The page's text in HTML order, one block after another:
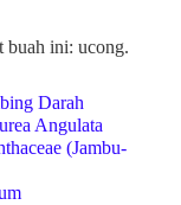
buah ini: ucong.
Darah
Angulata
(Jambu-